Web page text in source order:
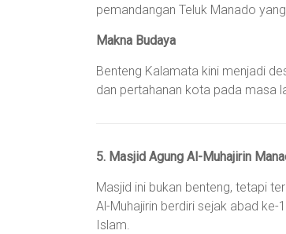
pemandangan Teluk Manado
Makna Budaya
Benteng Kalamata kini menjadi
dan pertahanan kota pada masa
5. Masjid Agung Al-Muhajirin
Masjid ini bukan benteng, tetapi
Al-Muhajirin berdiri sejak abad
Islam.